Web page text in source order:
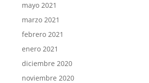
mayo 2021
marzo 2021
febrero 2021
enero 2021
diciembre 2020
noviembre 2020